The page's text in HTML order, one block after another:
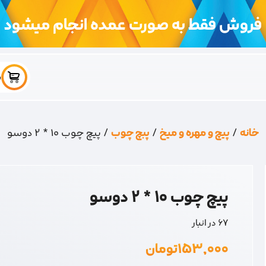
فروش فقط به صورت عمده انجام میشود
خانه/ پیچ و مهره و میخ/ پبچ چوب/ پیچ چوب 10 * 2 دوسو
پیچ چوب 10 * 2 دوسو
67 در انبار
۱۵۳,۰۰۰تومان